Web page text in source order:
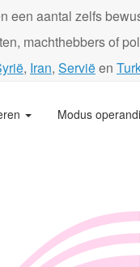
een aantal zelfs
machthebbers of
, Iran, Serviëen